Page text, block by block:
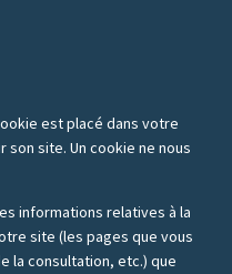
est placé dans votre
site. Un cookie ne nous
informations relatives à la
site (les pages que vous
la consultation, etc.) que